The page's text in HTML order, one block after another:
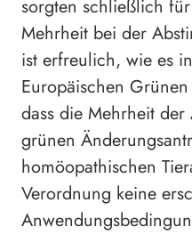
sorgten schließlich
Mehrheit bei der
ist erfreulich, wie es
Europäischen
dass die Mehrheit
grünen
homöopathischen
Verordnung keine